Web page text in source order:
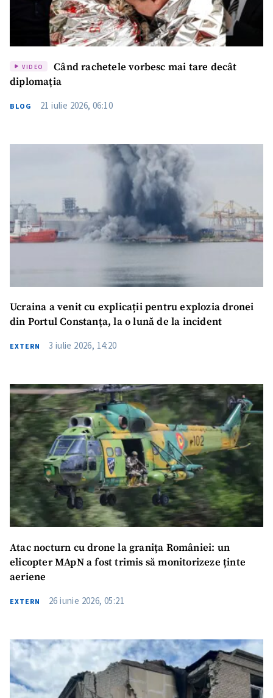
Despre ZdG
на русском
VIDEO
Când rachetele vorbesc mai tare decât
diplomația
BLOG 21 iulie 2026, 06:10
Ucraina a venit cu explicații pentru explozia dronei
din Portul Constanța, la o lună de la incident
EXTERN 3 iulie 2026, 14:20
Atac nocturn cu drone la granița României: un
elicopter MApN a fost trimis să monitorizeze ținte
aeriene
EXTERN 26 iunie 2026, 05:21